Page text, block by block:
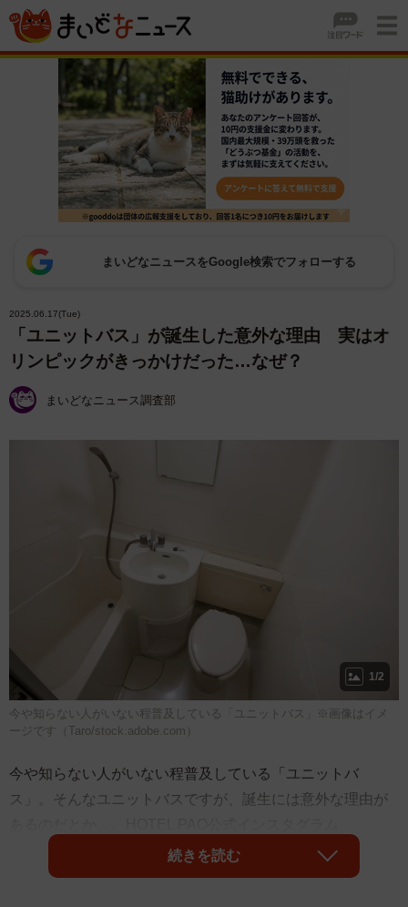
まいどなニュースをGoogle検索でフォローする
2025.06.17(Tue)
「ユニットバス」が誕生した意外な理由 実はオ
リンピックがきっかけだった…なぜ？
まいどなニュース調査部
1/2
今や知らない人がいない程普及している「ユニットバス」※画像はイメ
ージです（Taro/stock.adobe.com）
今や知らない人がいない程普及している「ユニットバ
ス」。そんなユニットバスですが、誕生には意外な理由が
(@hotel_pao_nagoya)がなぜユニットバスが誕生したのか
を解説しています。
続きを読む